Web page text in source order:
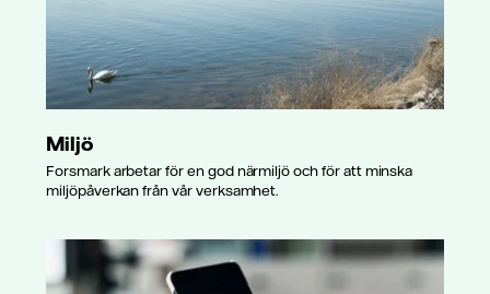
Miljö
Forsmark arbetar för en god närmiljö och för att minska
miljöpåverkan från vår verksamhet.